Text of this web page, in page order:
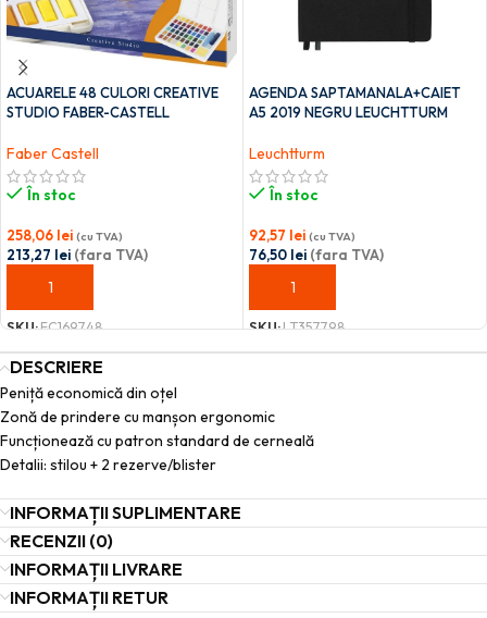
ACUARELE 48 CULORI CREATIVE
STUDIO FABER-CASTELL
Faber Castell
În stoc
258,06 lei (cu TVA)
213,27 lei (fara TVA)
ADAUGĂ ÎN COȘ
SKU:FC169748
AGENDA SAPTAMANALA+CAIET
A5 2019 NEGRU LEUCHTTURM
Leuchtturm
În stoc
92,57 lei (cu TVA)
76,50 lei (fara TVA)
ADAUGĂ ÎN COȘ
SKU:LT357798
DESCRIERE
Peniță economică din oțel
Zonă de prindere cu manșon ergonomic
Funcționează cu patron standard de cerneală
Detalii: stilou + 2 rezerve/blister
INFORMAȚII SUPLIMENTARE
RECENZII (0)
INFORMAȚII LIVRARE
INFORMAȚII RETUR